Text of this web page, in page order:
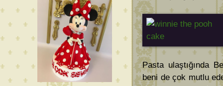
Pasta ulaştığında
beni de çok mutlu